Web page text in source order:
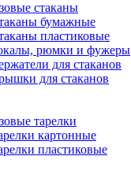
стаканы
бумажные
пластиковые
рюмки и фужеры
для стаканов
для стаканов
тарелки
картонные
пластиковые